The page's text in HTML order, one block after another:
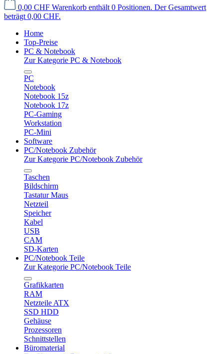
0,00 CHF Warenkorb enthält 0 Positionen. Der Gesamtwert
beträgt 0,00 CHF.
Home
Top-Preise
PC & Notebook
Zur Kategorie PC & Notebook
PC
Notebook
Notebook 15z
Notebook 17z
PC-Gaming
Workstation
PC-Mini
Software
PC/Notebook Zubehör
Zur Kategorie PC/Notebook Zubehör
Taschen
Bildschirm
Tastatur Maus
Netzteil
Speicher
Kabel
USB
CAM
SD-Karten
PC/Notebook Teile
Zur Kategorie PC/Notebook Teile
Grafikkarten
RAM
Netzteile ATX
SSD HDD
Gehäuse
Prozessoren
Schnittstellen
Büromaterial